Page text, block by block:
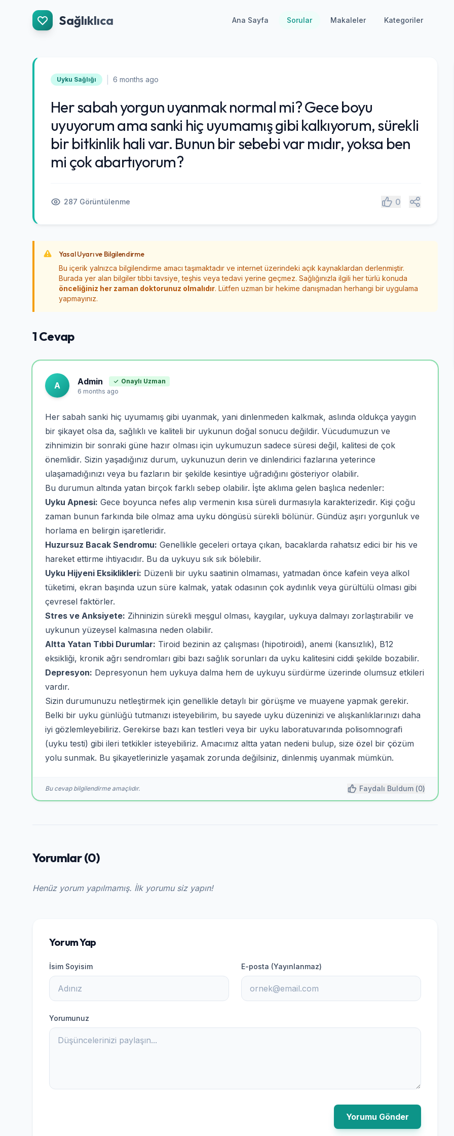
İçeriğe Git
Sağlıklıca Ana Sayfa Sorular Makaleler Kategoriler
Uyku Sağlığı 6 months ago
Her sabah yorgun uyanmak normal mi? Gece boyu
uyuyorum ama sanki hiç uyumamış gibi kalkıyorum, sürekli
bir bitkinlik hali var. Bunun bir sebebi var mıdır, yoksa ben
mi çok abartıyorum?
287 Görüntülenme 0 Paylaş
Yasal Uyarı ve Bilgilendirme
Bu içerik yalnızca bilgilendirme amacı taşımaktadır ve internet üzerindeki açık kaynaklardan derlenmiştir.
Burada yer alan bilgiler tıbbi tavsiye, teşhis veya tedavi yerine geçmez. Sağlığınızla ilgili her türlü konuda
önceliğiniz her zaman doktorunuz olmalıdır. Lütfen uzman bir hekime danışmadan herhangi bir uygulama
yapmayınız.
1 Cevap
A Admin
Onaylı Uzman
6 months ago
Her sabah sanki hiç uyumamış gibi uyanmak, yani dinlenmeden kalkmak, aslında oldukça yaygın
bir şikayet olsa da, sağlıklı ve kaliteli bir uykunun doğal sonucu değildir. Vücudumuzun ve
zihnimizin bir sonraki güne hazır olması için uykumuzun sadece süresi değil, kalitesi de çok
önemlidir. Sizin yaşadığınız durum, uykunuzun derin ve dinlendirici fazlarına yeterince
ulaşamadığınızı veya bu fazların bir şekilde kesintiye uğradığını gösteriyor olabilir.
Bu durumun altında yatan birçok farklı sebep olabilir. İşte aklıma gelen başlıca nedenler:
Uyku Apnesi: Gece boyunca nefes alıp vermenin kısa süreli durmasıyla karakterizedir. Kişi çoğu
zaman bunun farkında bile olmaz ama uyku döngüsü sürekli bölünür. Gündüz aşırı yorgunluk ve
horlama en belirgin işaretleridir.
Huzursuz Bacak Sendromu: Genellikle geceleri ortaya çıkan, bacaklarda rahatsız edici bir his ve
hareket ettirme ihtiyacıdır. Bu da uykuyu sık sık bölebilir.
Uyku Hijyeni Eksiklikleri: Düzenli bir uyku saatinin olmaması, yatmadan önce kafein veya alkol
tüketimi, ekran başında uzun süre kalmak, yatak odasının çok aydınlık veya gürültülü olması gibi
çevresel faktörler.
Stres ve Anksiyete: Zihninizin sürekli meşgul olması, kaygılar, uykuya dalmayı zorlaştırabilir ve
uykunun yüzeysel kalmasına neden olabilir.
Altta Yatan Tıbbi Durumlar: Tiroid bezinin az çalışması (hipotiroidi), anemi (kansızlık), B12
eksikliği, kronik ağrı sendromları gibi bazı sağlık sorunları da uyku kalitesini ciddi şekilde bozabilir.
Depresyon: Depresyonun hem uykuya dalma hem de uykuyu sürdürme üzerinde olumsuz etkileri
vardır.
Sizin durumunuzu netleştirmek için genellikle detaylı bir görüşme ve muayene yapmak gerekir.
Belki bir uyku günlüğü tutmanızı isteyebilirim, bu sayede uyku düzeninizi ve alışkanlıklarınızı daha
iyi gözlemleyebiliriz. Gerekirse bazı kan testleri veya bir uyku laboratuvarında polisomnografi
(uyku testi) gibi ileri tetkikler isteyebiliriz. Amacımız altta yatan nedeni bulup, size özel bir çözüm
yolu sunmak. Bu şikayetlerinizle yaşamak zorunda değilsiniz, dinlenmiş uyanmak mümkün.
Bu cevap bilgilendirme amaçlıdır. Faydalı Buldum (0)
Yorumlar (0)
Henüz yorum yapılmamış. İlk yorumu siz yapın!
Yorum Yap
İsim Soyisim E-posta (Yayınlanmaz)
Yorumunuz
Yorumu Gönder